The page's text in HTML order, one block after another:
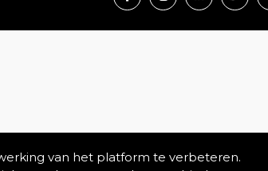
van het platform te verbeteren.